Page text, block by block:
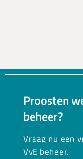
Proosten
beheer?
Vraag nu een
VvE beheer.